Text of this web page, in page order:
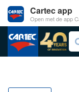
Cartec app
Open met de app